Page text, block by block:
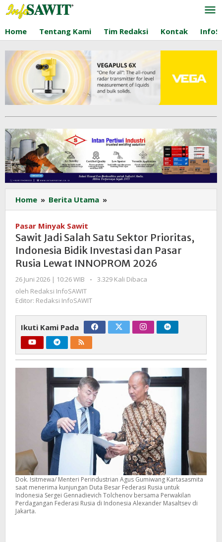
Lewati
ke
konten
Home Tentang Kami Tim Redaksi Kontak
Home » Berita Utama »
Jadi
Sektor
Prioritas,
Indonesia
Bidik
Rusia
Lewat
Pasar Minyak Sawit
Sawit Jadi Salah Satu Sektor Prioritas,
Indonesia Bidik Investasi dan Pasar
Rusia Lewat INNOPROM 2026
26 Juni 2026 | 10:26 WIB
oleh
InfoSAWIT
-
3.329 Kali Dibaca
oleh Redaksi InfoSAWIT
Editor: Redaksi InfoSAWIT
Ikuti Kami Pada
Dok. Isitmewa/ Menteri Perindustrian Agus Gumiwang Kartasasmita
saat menerima kunjungan Duta Besar Federasi Rusia untuk
Indonesia Sergei Gennadievich Tolchenov bersama Perwakilan
Perdagangan Federasi Rusia di Indonesia Alexander Masaltsev di
Jakarta.